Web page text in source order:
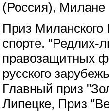
(Россия),
Приз
спорте.
правозащитных
русского
Главный приз
Липецке, Приз